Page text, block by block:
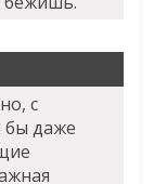
с
бы даже